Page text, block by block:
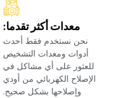
‏معدات أكثر تقدما:‏
‏نحن نستخدم فقط أحدث
أدوات ومعدات التشخيص
للعثور على أي مشاكل في
الإصلاح الكهربائي من أودي
وإصلاحها بشكل صحيح.‏